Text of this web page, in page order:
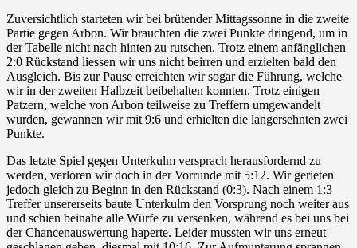
Zuversichtlich starteten wir bei brütender Mittagssonne in die zweite
Partie gegen Arbon. Wir brauchten die zwei Punkte dringend, um in
der Tabelle nicht nach hinten zu rutschen. Trotz einem anfänglichen
2:0 Rückstand liessen wir uns nicht beirren und erzielten bald den
Ausgleich. Bis zur Pause erreichten wir sogar die Führung, welche
wir in der zweiten Halbzeit beibehalten konnten. Trotz einigen
Patzern, welche von Arbon teilweise zu Treffern umgewandelt
wurden, gewannen wir mit 9:6 und erhielten die langersehnten zwei
Punkte.
Das letzte Spiel gegen Unterkulm versprach herausfordernd zu
werden, verloren wir doch in der Vorrunde mit 5:12. Wir gerieten
jedoch gleich zu Beginn in den Rückstand (0:3). Nach einem 1:3
Treffer unsererseits baute Unterkulm den Vorsprung noch weiter aus
und schien beinahe alle Würfe zu versenken, während es bei uns bei
der Chancenauswertung haperte. Leider mussten wir uns erneut